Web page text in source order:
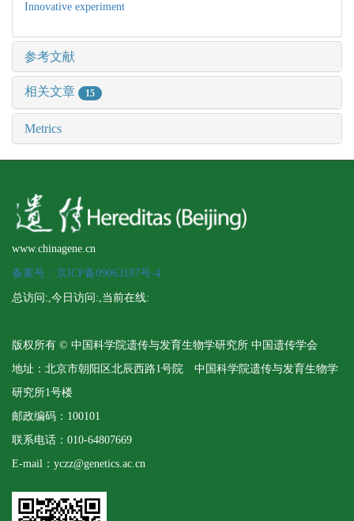
Innovative experiment
参考文献
相关文章 15
Metrics
www.chinagene.cn
备案号：京ICP备09063187号-4
总访问:,今日访问:,当前在线:
版权所有 © 中国科学院遗传与发育生物学研究所 中国遗传学会
地址：北京市朝阳区北辰西路1号院 中国科学院遗传与发育生物学
研究所1号楼
邮政编码：100101
联系电话：010-64807669
E-mail：yczz@genetics.ac.cn